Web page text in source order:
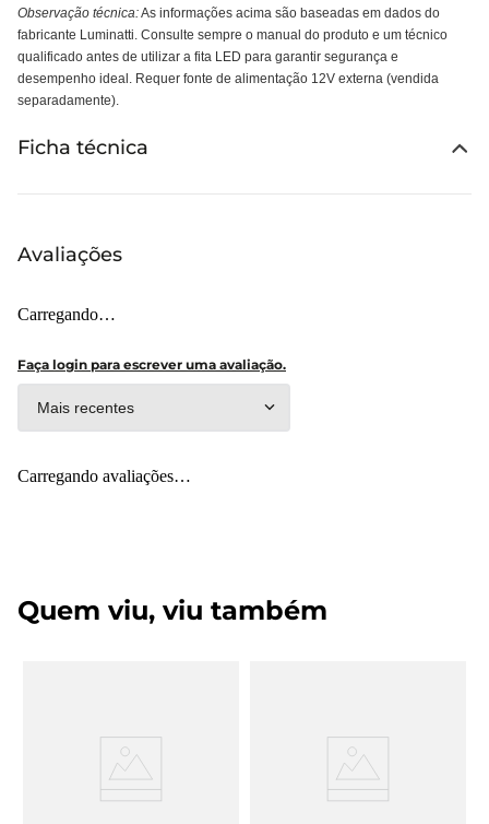
Observação técnica:As informações acima são baseadas em dados do
fabricante Luminatti. Consulte sempre o manual do produto e um técnico
qualificado antes de utilizar a fita LED para garantir segurança e
desempenho ideal. Requer fonte de alimentação 12V externa (vendida
separadamente).
Ficha técnica
Avaliações
Carregando…
Faça login para escrever uma avaliação.
Mais recentes
Carregando avaliações…
Quem viu, viu também